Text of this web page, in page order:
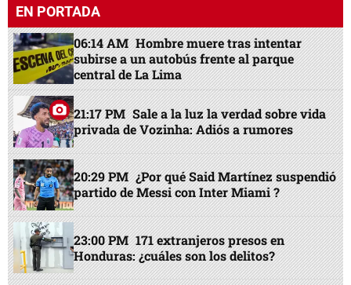
EN PORTADA
06:14 AM Hombre muere tras intentar
subirse a un autobús frente al parque
central de La Lima
21:17 PM Sale a la luz la verdad sobre vida
privada de Vozinha: Adiós a rumores
20:29 PM ¿Por qué Said Martínez suspendió
partido de Messi con Inter Miami ?
23:00 PM 171 extranjeros presos en
Honduras: ¿cuáles son los delitos?